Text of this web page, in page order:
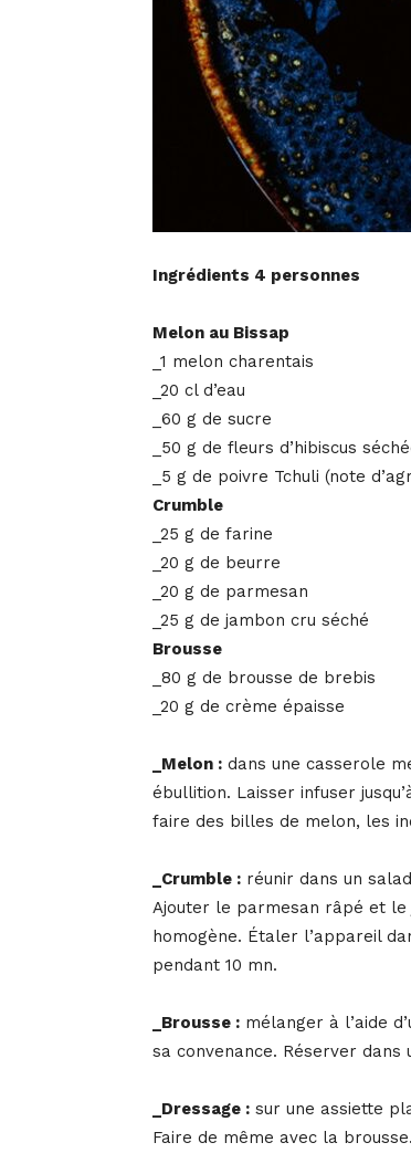
Ingrédients 4 personnes
Melon au Bissap
_1 melon charentais
_20 cl d’eau
_60 g de sucre
_50 g de fleurs d’hibiscus
_5 g de poivre Tchuli (note
Crumble
_25 g de farine
_20 g de beurre
_20 g de parmesan
_25 g de jambon cru séché
Brousse
_80 g de brousse de brebis
_20 g de crème épaisse
_Melon : dans une casserole
ébullition. Laisser infuser
faire des billes de melon, les
_Crumble : réunir dans un
Ajouter le parmesan râpé et
homogène. Étaler l’appareil
pendant 10 mn.
_Brousse : mélanger à l’aide
sa convenance. Réserver dans
_Dressage : sur une assiette
Faire de même avec la brousse.